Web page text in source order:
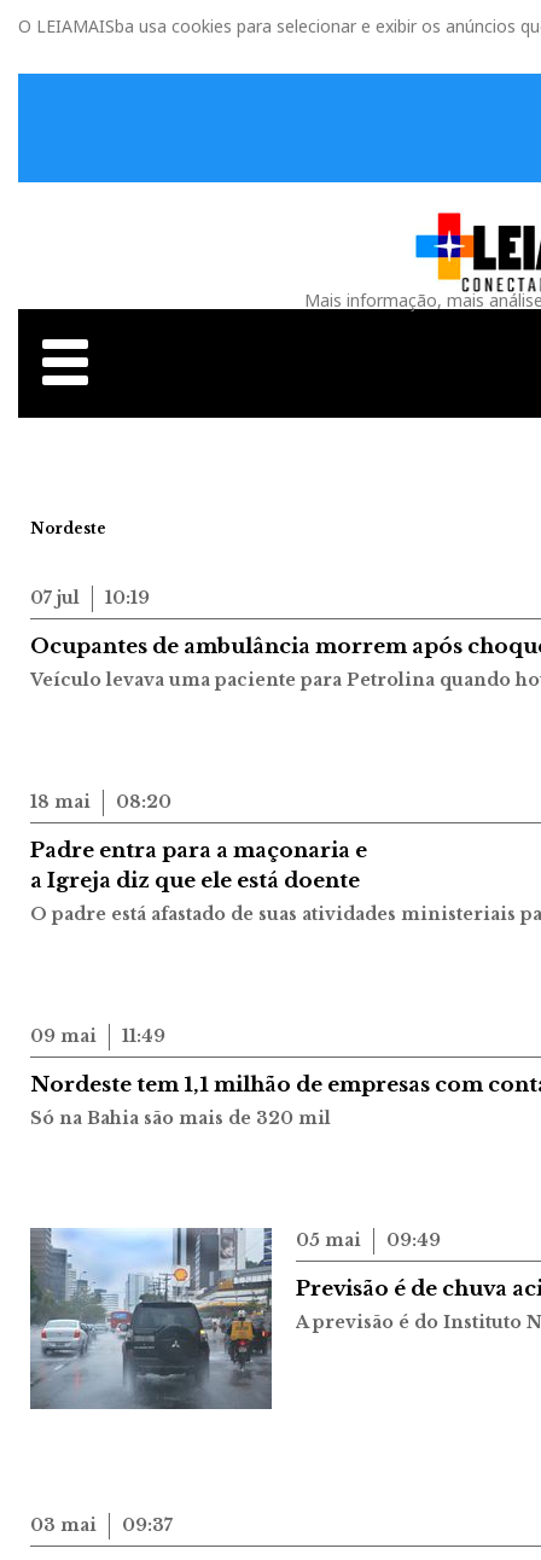
O LEIAMAISba usa cookies para selecionar e exibir os anúncios
Mais informação, mais
Nordeste
07 jul 10:19
Ocupantes de ambulância morrem após
Veículo levava uma paciente para Petrolina quando
18 mai 08:20
Padre entra para a maçonaria e
a Igreja diz que ele está doente
O padre está afastado de suas atividades ministeriais
09 mai 11:49
Nordeste tem 1,1 milhão de empresas com
Só na Bahia são mais de 320 mil
05 mai 09:49
Previsão é de chuva
A previsão é do Instituto
03 mai 09:37